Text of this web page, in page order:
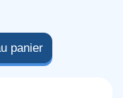
panier